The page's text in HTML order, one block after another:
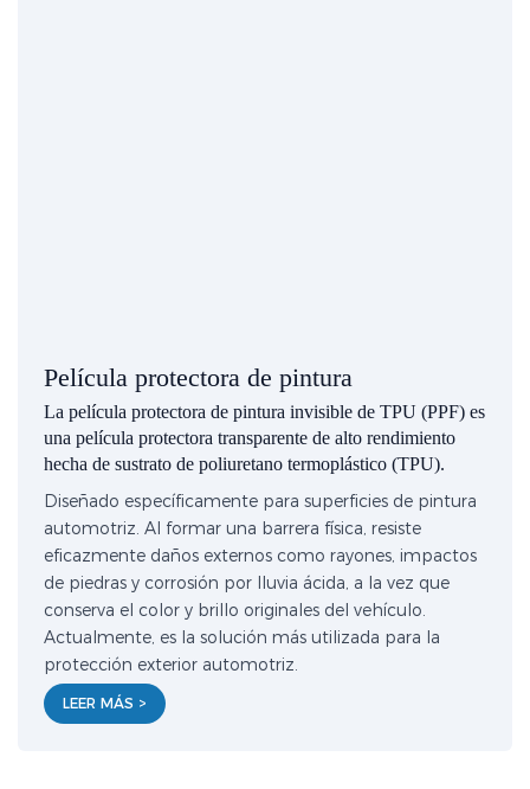
Película protectora de pintura
La película protectora de pintura invisible de TPU (PPF) es
una película protectora transparente de alto rendimiento
hecha de sustrato de poliuretano termoplástico (TPU).
Diseñado específicamente para superficies de pintura
automotriz. Al formar una barrera física, resiste
eficazmente daños externos como rayones, impactos
de piedras y corrosión por lluvia ácida, a la vez que
conserva el color y brillo originales del vehículo.
Actualmente, es la solución más utilizada para la
protección exterior automotriz.
LEER MÁS >